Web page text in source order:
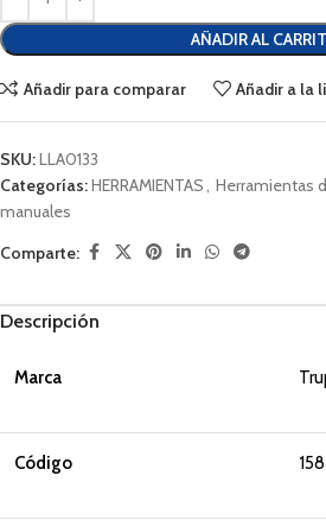
AÑADIR AL
Añadir para comparar Añadir a la
SKU:LLA0133
Categorías:HERRAMIENTAS, Herramientas
manuales
Comparte:
Descripción
Marca
Código